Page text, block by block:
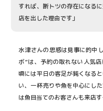
すれば、断トツの存在になる
店を出した理由です」
水津さんの思惑は見事に的中
ボ”は、予約の取れない人気
頃には平日の客足が鈍くなる
い、一杯売りや魚を中心にし
は魚目当てのお客さんも来店